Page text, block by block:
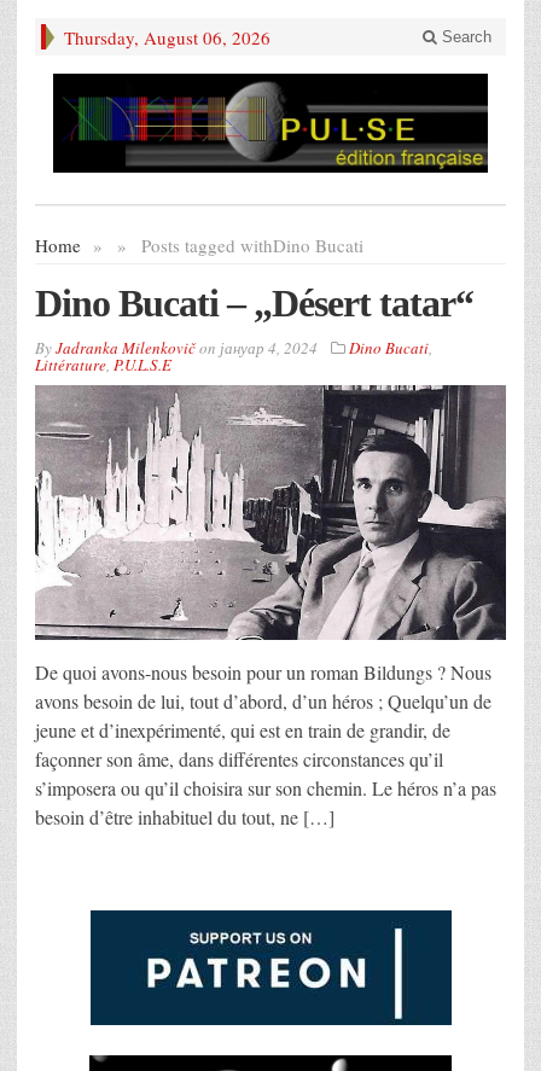
Thursday, August 06, 2026 Search
Home » Posts tagged with
» Dino Bucati
Dino Bucati – „Désert tatar“
ByJadranka Milenkovičon јануар 4, 2024 Dino Bucati,
Littérature, P.U.L.S.E
De quoi avons-nous besoin pour un roman Bildungs ? Nous
avons besoin de lui, tout d’abord, d’un héros ; Quelqu’un de
jeune et d’inexpérimenté, qui est en train de grandir, de
façonner son âme, dans différentes circonstances qu’il
s’imposera ou qu’il choisira sur son chemin. Le héros n’a pas
besoin d’être inhabituel du tout, ne […]